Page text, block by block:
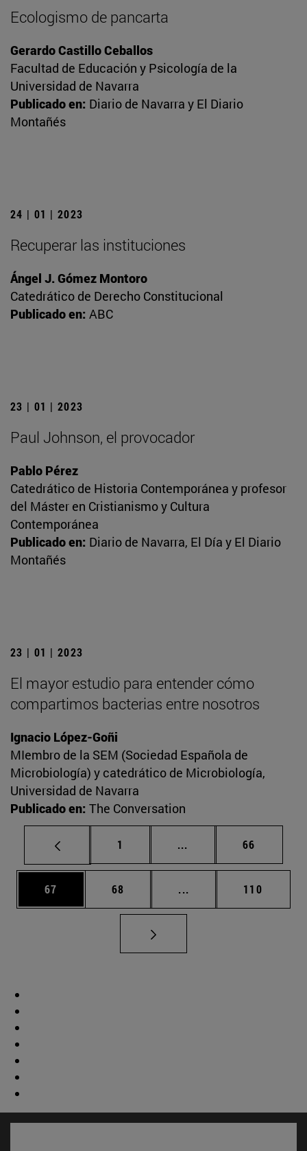
Ecologismo de pancarta
Gerardo Castillo Ceballos
Facultad de Educación y Psicología de la
Universidad de Navarra
Publicado en: Diario de Navarra y El Diario
Montañés
24 | 01 | 2023
Recuperar las instituciones
Ángel J. Gómez Montoro
Catedrático de Derecho Constitucional
Publicado en: ABC
23 | 01 | 2023
Paul Johnson, el provocador
Pablo Pérez
Catedrático de Historia Contemporánea y profesor
del Máster en Cristianismo y Cultura
Contemporánea
Publicado en: Diario de Navarra, El Día y El Diario
Montañés
23 | 01 | 2023
El mayor estudio para entender cómo
compartimos bacterias entre nosotros
Ignacio López-Goñi
MIembro de la SEM (Sociedad Española de
Microbiología) y catedrático de Microbiología,
Universidad de Navarra
Publicado en: The Conversation
Página
1 ... Páginas intermedias
Página
66
Página
67 Página
68 ... Páginas intermedias
Página
110